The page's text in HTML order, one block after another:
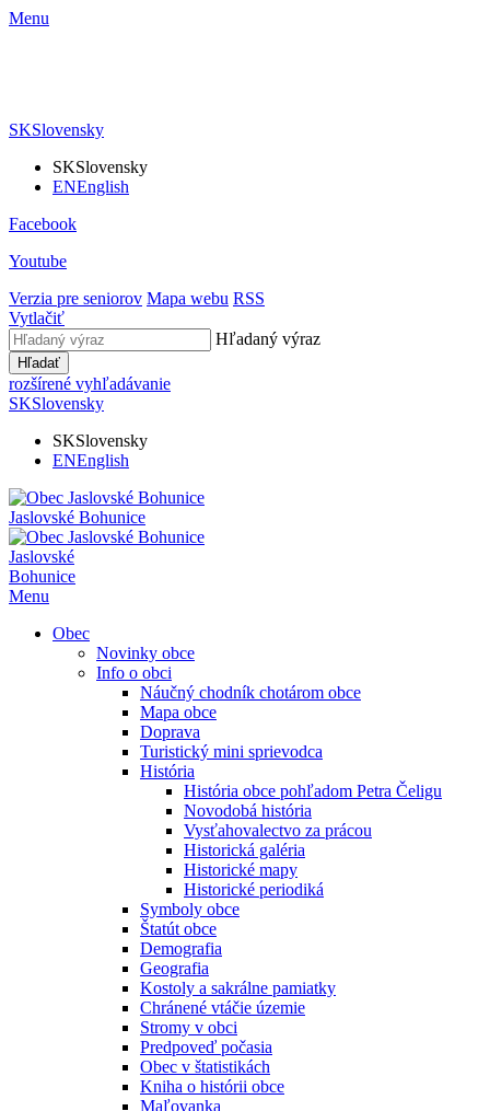
Menu
SKSlovensky
SKSlovensky
ENEnglish
Facebook
Youtube
Verzia pre seniorov Mapa webu RSS
Vytlačiť
Hľadaný výraz
Hľadať
rozšírené vyhľadávanie
SKSlovensky
SKSlovensky
ENEnglish
Jaslovské Bohunice
Jaslovské
Bohunice
Menu
Obec
Novinky obce
Info o obci
Náučný chodník chotárom obce
Mapa obce
Doprava
Turistický mini sprievodca
História
História obce pohľadom Petra Čeligu
Novodobá história
Vysťahovalectvo za prácou
Historická galéria
Historické mapy
Historické periodiká
Symboly obce
Štatút obce
Demografia
Geografia
Kostoly a sakrálne pamiatky
Chránené vtáčie územie
Stromy v obci
Predpoveď počasia
Obec v štatistikách
Kniha o histórii obce
Maľovanka